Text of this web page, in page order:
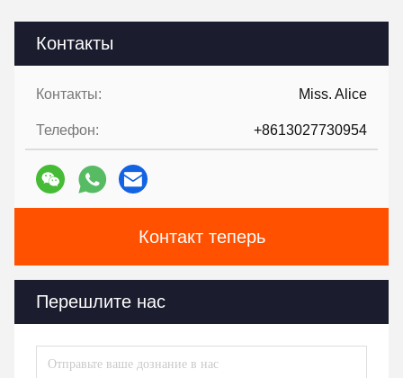
Контакты
Контакты: Miss. Alice
Телефон: +8613027730954
Контакт теперь
Перешлите нас